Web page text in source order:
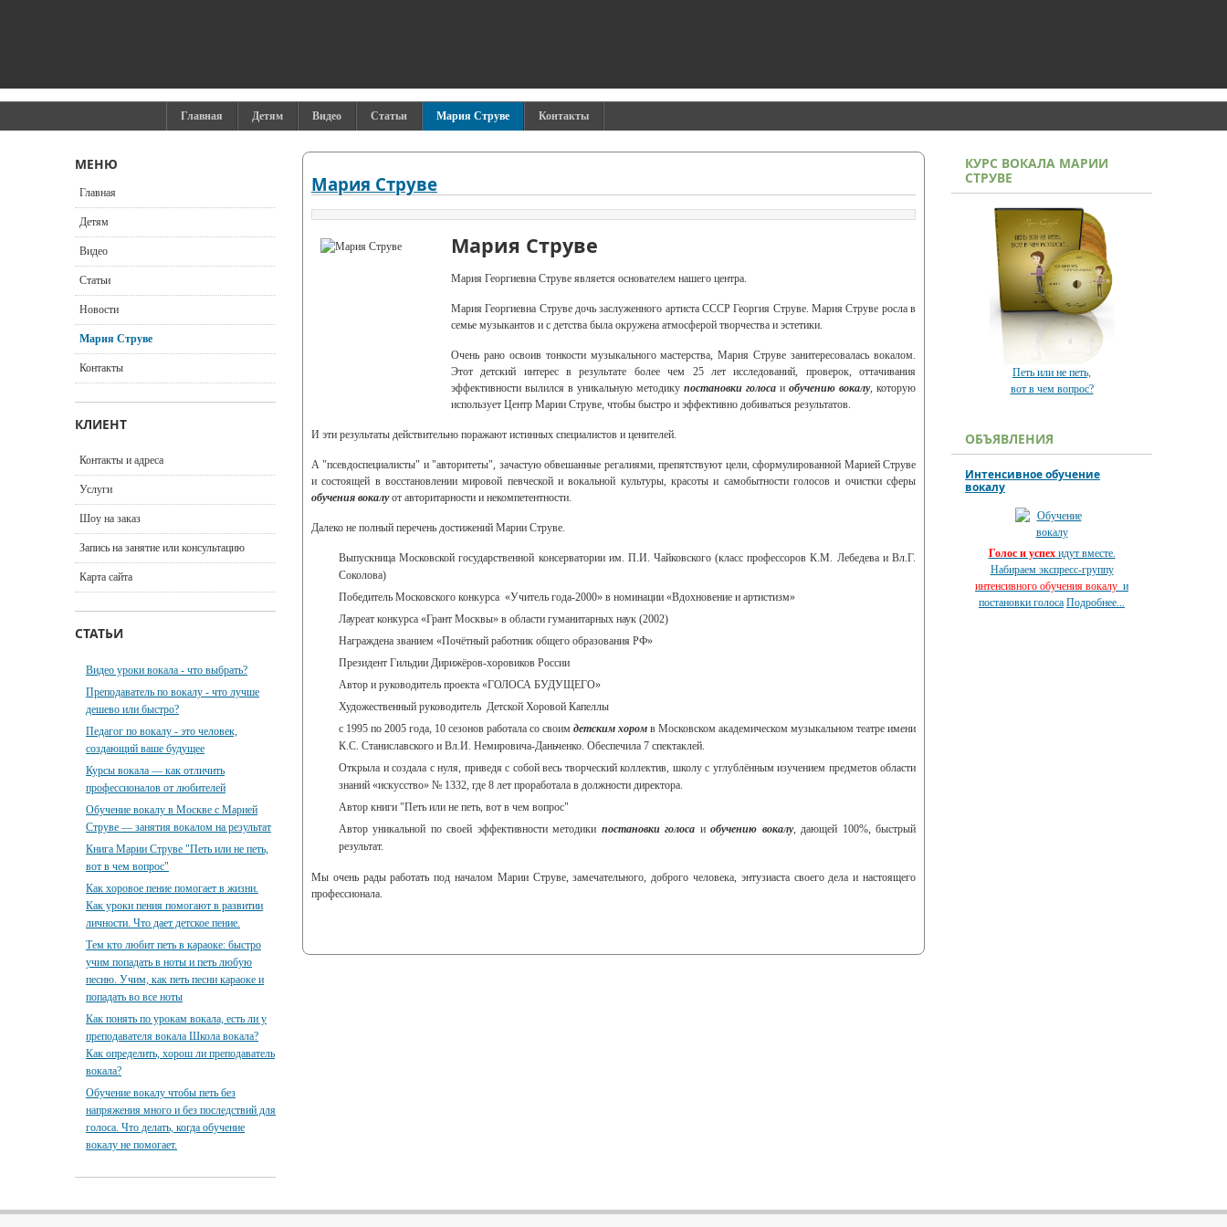
Главная Детям Видео Статьи Мария Струве Контакты
Мария Струве
Мария Струве
Мария Георгиевна Струве является основателем нашего центра.
Мария Георгиевна Струве дочь заслуженного артиста СССР Георгия Струве. Мария Струве росла в
семье музыкантов и с детства была окружена атмосферой творчества и эстетики.
Очень рано освоив тонкости музыкального мастерства, Мария Струве занитересовалась вокалом.
Этот детский интерес в результате более чем 25 лет исследований, проверок, оттачивания
эффективности вылился в уникальную методику постановки голоса и обучению вокалу, которую
использует Центр Марии Струве, чтобы быстро и эффективно добиваться результатов.
И эти результаты действительно поражают истинных специалистов и ценителей.
А "псевдоспециалисты" и "авторитеты", зачастую обвешанные регалиями, препятствуют цели, сформулированной Марией Струве
и состоящей в восстановлении мировой певческой и вокальной культуры, красоты и самобытности голосов и очистки сферы
обучения вокалуот авторитарности и некомпетентности.
Далеко не полный перечень достижений Марии Струве.
Выпускница Московской государственной консерватории им. П.И. Чайковского (класс профессоров К.М. Лебедева и Вл.Г.
Соколова)
Победитель Московского конкурса «Учитель года-2000» в номинации «Вдохновение и артистизм»
Лауреат конкурса «Грант Москвы» в области гуманитарных наук (2002)
Награждена званием «Почётный работник общего образования РФ»
Президент Гильдии Дирижёров-хоровиков России
Автор и руководитель проекта «ГОЛОСА БУДУЩЕГО»
Художественный руководитель Детской Хоровой Капеллы
с 1995 по 2005 года, 10 сезонов работала со своим детским хором в Московском академическом музыкальном театре имени
К.С. Станиславского и Вл.И. Немировича-Даньченко. Обеспечила 7 спектаклей.
Открыла и создала с нуля, приведя с собой весь творческий коллектив, школу с углублённым изучением предметов области
знаний «искусство» № 1332, где 8 лет проработала в должности директора.
Автор книги "Петь или не петь, вот в чем вопрос"
Автор уникальной по своей эффективности методики постановки голоса иобучению вокалу, дающей 100%, быстрый
результат.
Мы очень рады работать под началом Марии Струве, замечательного, доброго человека, энтузиаста своего дела и настоящего
профессионала.
МЕНЮ
Главная
Детям
Видео
Статьи
Новости
Мария Струве
Контакты
КЛИЕНТ
Контакты и адреса
Услуги
Шоу на заказ
Запись на занятие или консультацию
Карта сайта
СТАТЬИ
Видео уроки вокала - что выбрать?
Преподаватель по вокалу - что лучше
дешево или быстро?
Педагог по вокалу - это человек,
создающий ваше будущее
Курсы вокала — как отличить
профессионалов от любителей
Обучение вокалу в Москве с Марией
Струве — занятия вокалом на результат
Книга Марии Струве "Петь или не петь,
вот в чем вопрос"
Как хоровое пение помогает в жизни.
Как уроки пения помогают в развитии
личности. Что дает детское пение.
Тем кто любит петь в караоке: быстро
учим попадать в ноты и петь любую
песню. Учим, как петь песни караоке и
попадать во все ноты
Как понять по урокам вокала, есть ли у
преподавателя вокала Школа вокала?
Как определить, хорош ли преподаватель
вокала?
Обучение вокалу чтобы петь без
напряжения много и без последствий для
голоса. Что делать, когда обучение
вокалу не помогает.
КУРС ВОКАЛА МАРИИ
СТРУВЕ
Петь или не петь,
вот в чем вопрос?
ОБЪЯВЛЕНИЯ
Интенсивное обучение
вокалу
Голос и успехидут вместе.
Набираем экспресс-группу
интенсивного обучения вокалу и
постановки голоса Подробнее...